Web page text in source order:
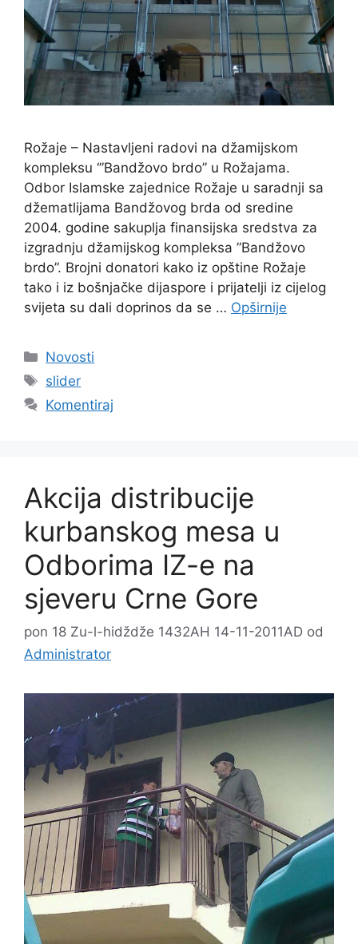
Rožaje – Nastavljeni radovi na džamijskom
kompleksu ‘”Bandžovo brdo” u Rožajama.
Odbor Islamske zajednice Rožaje u saradnji sa
džematlijama Bandžovog brda od sredine
2004. godine sakuplja finansijska sredstva za
izgradnju džamijskog kompleksa ”Bandžovo
brdo”. Brojni donatori kako iz opštine Rožaje
tako i iz bošnjačke dijaspore i prijatelji iz cijelog
svijeta su dali doprinos da se … Opširnije
Kategorije
Novosti
Oznake
slider
Komentiraj
Akcija distribucije
kurbanskog mesa u
Odborima IZ-e na
sjeveru Crne Gore
pon 18 Zu-l-hidždže 1432AH 14-11-2011AD od
Administrator